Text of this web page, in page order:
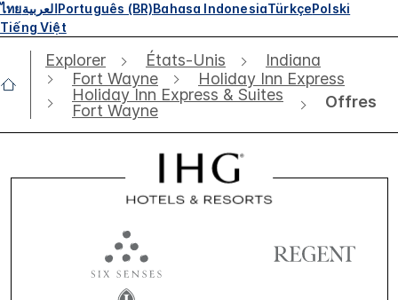
ไทยالعربيةPortuguês (BR)Bahasa IndonesiaTürkçePolski
Tiếng Việt
Explorer États-Unis
Indiana
Fort Wayne
Holiday Inn Express
Holiday Inn Express & Suites
Fort Wayne
Offres